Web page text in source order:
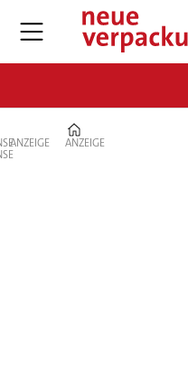
ANZEIGE ANZEIGE